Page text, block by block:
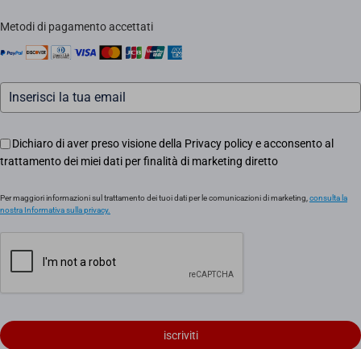
Informazioni legali
Assistenza Motori Apricancello
Traccia il tuo ordine
Eventi
Metodi di pagamento accettati
Dichiaro di aver preso visione della Privacy policy e acconsento al
trattamento dei miei dati per finalità di marketing diretto
Per maggiori informazioni sul trattamento dei tuoi dati per le comunicazioni di marketing, consulta la
nostra Informativa sulla privacy.
iscriviti